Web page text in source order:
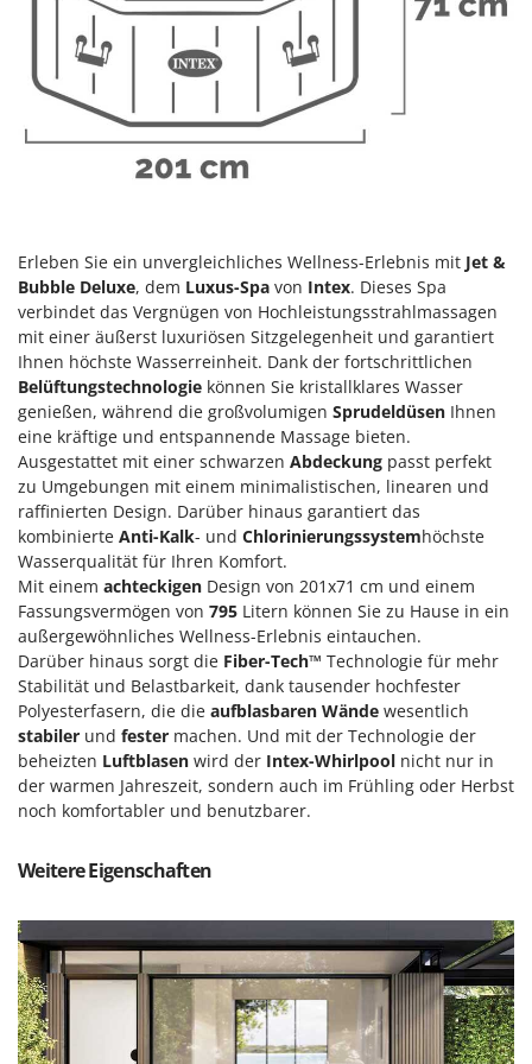
Klimaanlagen – Klimageräte
Knetmaschinen
Knochensägen
Kompressoren - elektrisch
Kompressoren für Ernte und Baumschnitt
Kükenaufzuchtboxen
L
Laderampe aus Aluminium
Laubsauger - Laubbläser
Laubsauger auf Rädern
Luftentfeuchter
Luftkühler
M
Mähroboter
Maisentkörnungsmaschinen
Manuelle Heckenscheren
Mehrzweck-Sauggeräte
Minibacköfen
Motorhacken - Gartenfräsen
Motorspritzen
Mulcher für Traktor
Notstromaggregat
O
Obstmühlen Obsthäcksler Obstmuser
Obstpressen
Olivenernter und Schüttler
Echo
EcoFlow
Edilmark
Energy Gruppi
Enotecnica Pillan
Eschenfelder
EuroMech
Eurosystems
F
FAC
Fama Industrie
Famag
Famur
FARMER
FBC
Ferrari Group
Ferroni
Ferrua
FIAC
Fimar
Fiorentini
Fiskars
Fontana Forni
Erleben Sie ein unvergleichliches Wellness-Erlebnis mit Jet &
Bubble Deluxe, dem Luxus-Spa von Intex. Dieses Spa
verbindet das Vergnügen von Hochleistungsstrahlmassagen
mit einer äußerst luxuriösen Sitzgelegenheit und garantiert
Ihnen höchste Wasserreinheit. Dank der fortschrittlichen
Belüftungstechnologie können Sie kristallklares Wasser
genießen, während die großvolumigen Sprudeldüsen Ihnen
eine kräftige und entspannende Massage bieten.
Ausgestattet mit einer schwarzen Abdeckung passt perfekt
zu Umgebungen mit einem minimalistischen, linearen und
raffinierten Design. Darüber hinaus garantiert das
kombinierte Anti-Kalk- und Chlorinierungssystemhöchste
Wasserqualität für Ihren Komfort.
Mit einem achteckigen Design von 201x71 cm und einem
Fassungsvermögen von 795 Litern können Sie zu Hause in ein
außergewöhnliches Wellness-Erlebnis eintauchen.
Darüber hinaus sorgt die Fiber-Tech™ Technologie für mehr
Stabilität und Belastbarkeit, dank tausender hochfester
Polyesterfasern, die die aufblasbaren Wände wesentlich
stabiler und fester machen. Und mit der Technologie der
beheizten Luftblasen wird der Intex-Whirlpool nicht nur in
der warmen Jahreszeit, sondern auch im Frühling oder Herbst
noch komfortabler und benutzbarer.
Weitere Eigenschaften